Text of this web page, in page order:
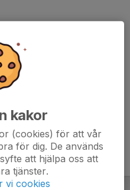
kakor
(cookies) för att vår
för dig. De används
att hjälpa oss att
tjänster.
vi cookies